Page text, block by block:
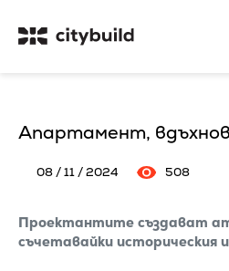
Апартамент,
08 / 11 / 2024 508
Проектантите създават
съчетавайки историческия